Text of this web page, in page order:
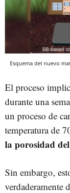
Esquema del nuevo
El proceso
durante una
un proceso de
temperatura de
la porosidad
Sin embargo,
verdaderamente